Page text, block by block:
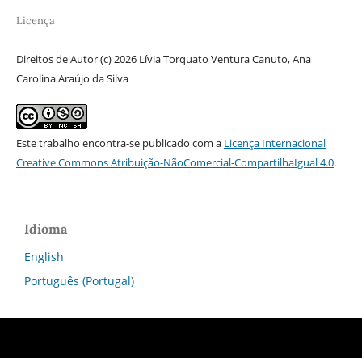
Licença
Direitos de Autor (c) 2026 Lívia Torquato Ventura Canuto, Ana
Carolina Araújo da Silva
Este trabalho encontra-se publicado com a Licença Internacional
Creative Commons Atribuição-NãoComercial-CompartilhaIgual 4.0.
Idioma
English
Português (Portugal)